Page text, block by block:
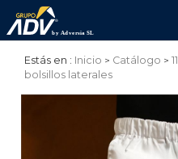
Estás en : Inicio Catálogo
bolsillos laterales